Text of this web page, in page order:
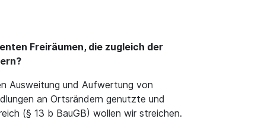
Freiräumen, die zugleich der
Ausweitung und Aufwertung von
an Ortsrändern genutzte und
(§ 13 b BauGB) wollen wir streichen.